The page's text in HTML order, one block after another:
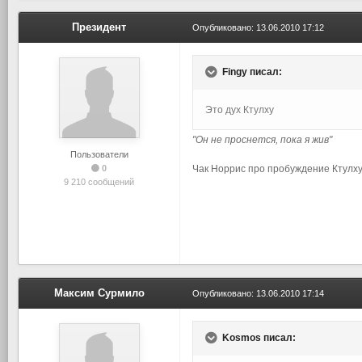
Президент
Пользователи
0
9 210 сообщений
Опубликовано: 13.06.2010 17:12
Fingy писал:
Это дух Ктулху
"Он не проснется, пока я жив"
Чак Норрис про пробуждение Ктулху
Максим Сурмило Опубликовано: 13.06.2010 17:14
Kosmos писал: